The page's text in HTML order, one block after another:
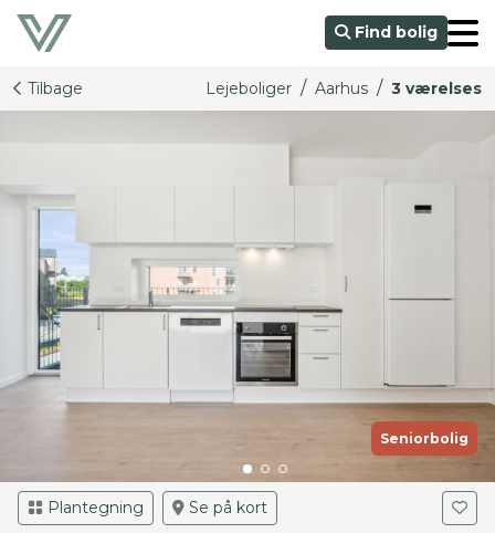
Find bolig
Tilbage Lejeboliger / Aarhus / 3 værelses
Plantegning Se på kort
Seniorbolig